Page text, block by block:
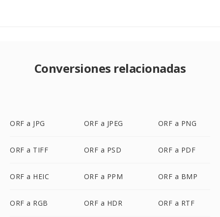
Conversiones relacionadas
ORF a JPG ORF a JPEG ORF a PNG
ORF a TIFF ORF a PSD ORF a PDF
ORF a HEIC ORF a PPM ORF a BMP
ORF a RGB ORF a HDR ORF a RTF